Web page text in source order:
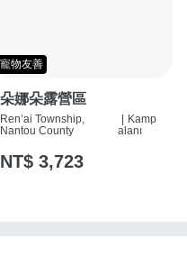
寵物友善
朵娜朵露營區
Ren’ai Township,
Nantou County
Kamp
alanı
NT$ 3,723